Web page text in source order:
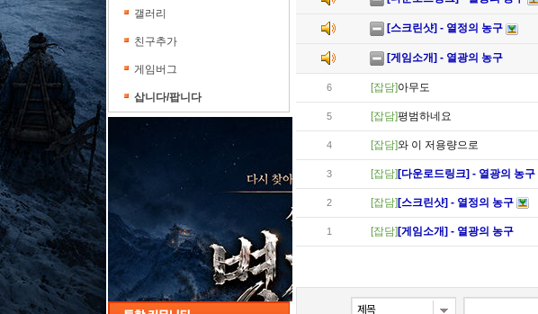
갤러리
친구추가
게임버그
삽니다/팝니다
[스크린샷] - 열정의 농구
[게임소개] - 열광의 농구
6 [잡담]아무도
5 [잡담]평범하네요
4 [잡담]와 이 저용량으로
3 [잡담] [다운로드링크] - 열광의 농구
2 [잡담] [스크린샷] - 열정의 농구
1 [잡담] [게임소개] - 열광의 농구